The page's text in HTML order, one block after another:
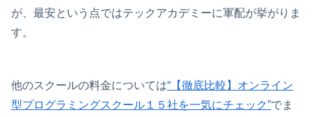
が、最安という点ではテックアカデミーに軍配が挙がりま
す。
他のスクールの料金については“【徹底比較】オンライン
型プログラミングスクール１５社を一気にチェック”でま